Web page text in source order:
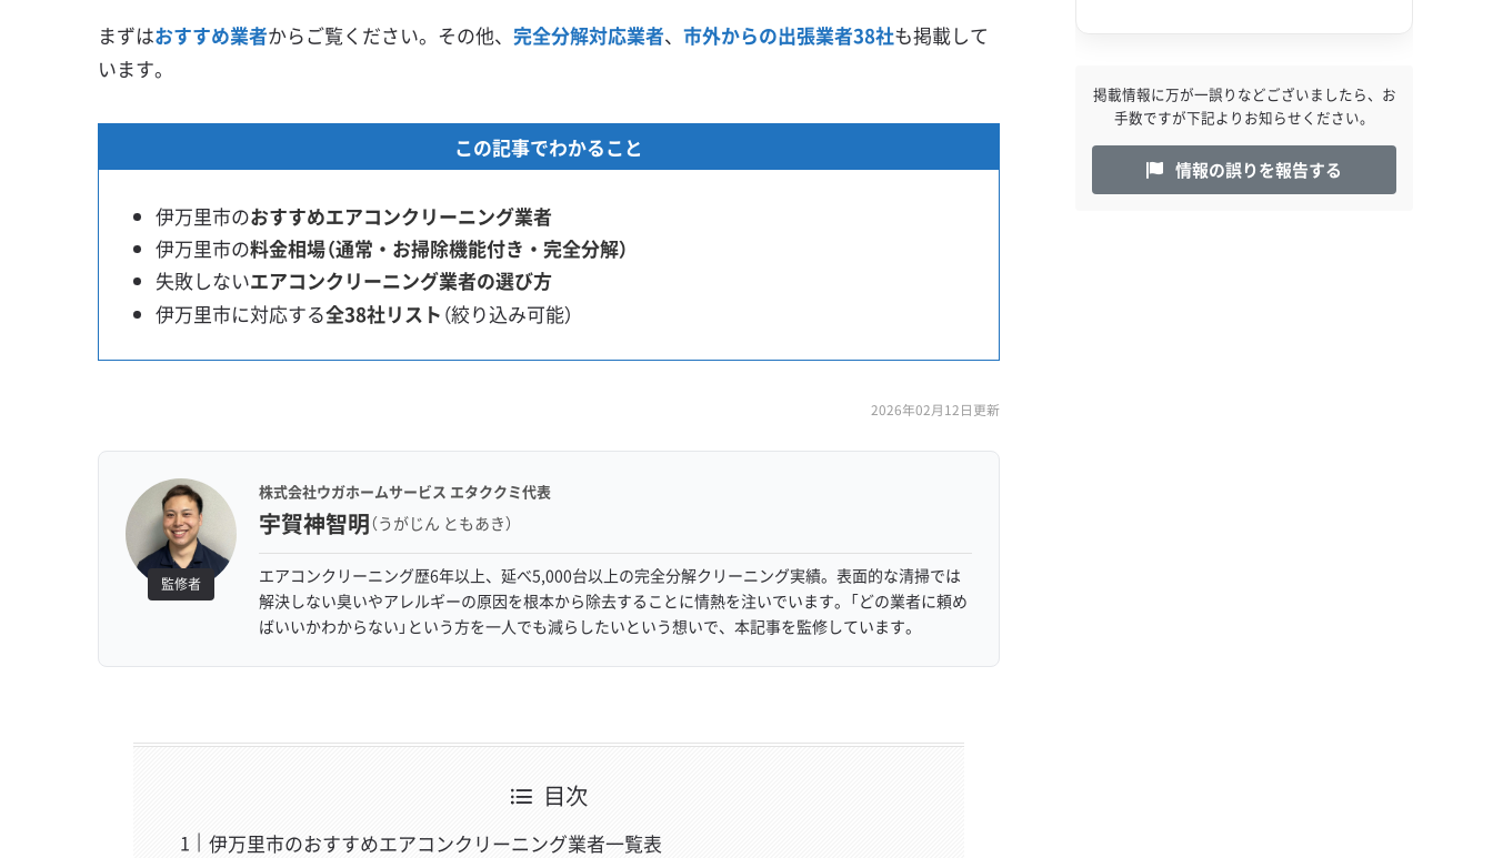
まずはおすすめ業者からご覧ください。その他、 完全分解対応業者、 市外からの出張業者38社も掲載して
います。
この記事でわかること
伊万里市のおすすめエアコンクリーニング業者
伊万里市の料金相場（通常・お掃除機能付き・完全分解）
失敗しないエアコンクリーニング業者の選び方
伊万里市に対応する全38社リスト （絞り込み可能）
2026年02月12日更新
監修者
株式会社ウガホームサービス エタククミ代表
宇賀神智明（うがじん ともあき）
エアコンクリーニング歴6年以上、延べ5,000台以上の完全分解クリーニング実績。表面的な清掃では
解決しない臭いやアレルギーの原因を根本から除去することに情熱を注いでいます。「どの業者に頼め
ばいいかわからない」という方を一人でも減らしたいという想いで、本記事を監修しています。
目次
伊万里市のおすすめエアコンクリーニング業者一覧表
掲載情報に万が一誤りなどございましたら、お
手数ですが下記よりお知らせください。
情報の誤りを報告する